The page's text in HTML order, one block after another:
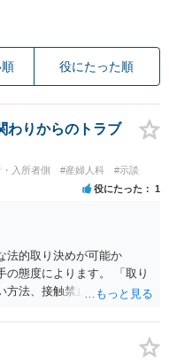
役にたった順
わりからのトラブ
入所者側 #産婦人科 #示談
役にたった 1
法的取り決めが可能か
の態度によります。 「取り
方法、接触禁止条項、口外
できないと述べた理由の一
意の上だったと虚偽の供述
、相手は、示談書を交わし